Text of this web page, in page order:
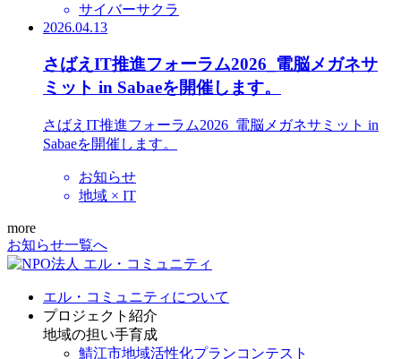
サイバーサクラ
2026.04.13
さばえIT推進フォーラム2026_電脳メガネサ
ミット in Sabaeを開催します。
さばえIT推進フォーラム2026_電脳メガネサミット in
Sabaeを開催します。
お知らせ
地域 × IT
more
お知らせ一覧へ
エル・コミュニティについて
プロジェクト紹介
地域の担い手育成
鯖江市地域活性化プランコンテスト